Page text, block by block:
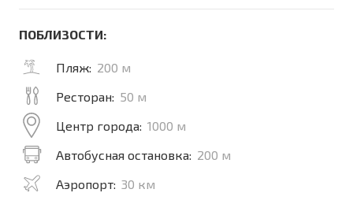
ПОБЛИЗОСТИ:
Пляж: 200 м
Ресторан: 50 м
Центр города: 1000 м
Автобусная остановка: 200 м
Аэропорт: 30 км